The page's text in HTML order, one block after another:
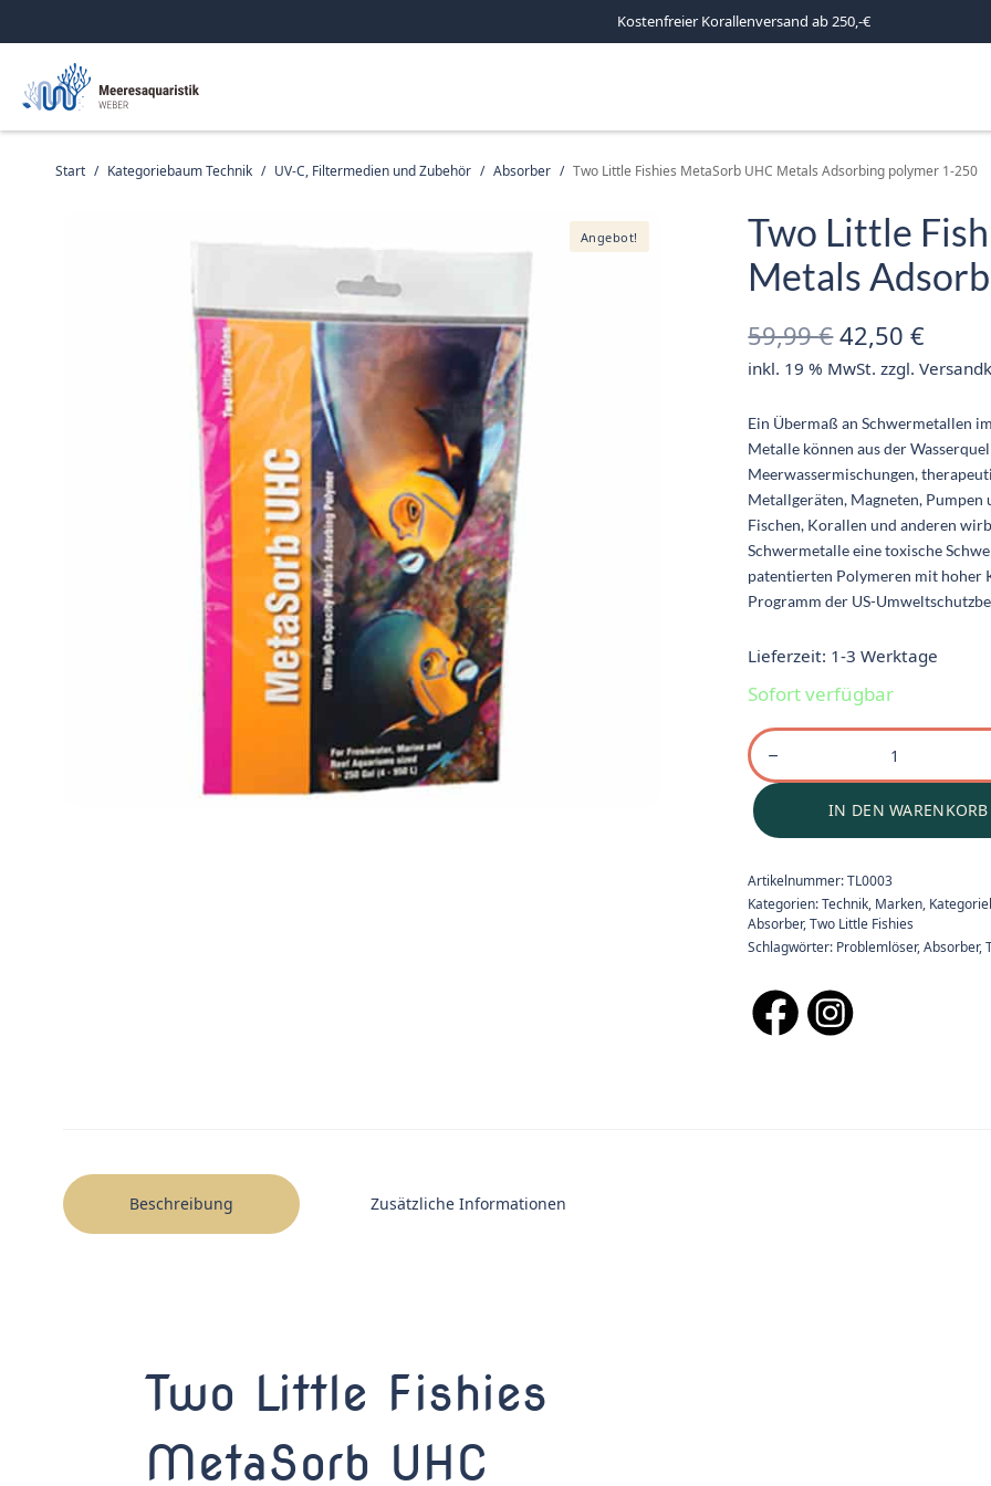
Kostenfreier Korallenversand ab 250,-€
Start / Kategoriebaum Technik / UV-C, Filtermedien und Zubehör / Absorber / Two Little Fishies MetaSorb UHC Metals Adsorbing polymer 1-250
Angebot!
Two Little
Metals
59,99€
Preis war:
59,99 €
42,50€
Preis
inkl. 19 % MwSt. zzgl.
Ein Übermaß an Schwermetallen
Metalle können aus der
Meerwassermischungen,
Metallgeräten, Magneten, Pumpen
Fischen, Korallen und anderen
Schwermetalle eine toxische
patentierten Polymeren mit hoher
Programm der US-
Lieferzeit: 1-3 Werktage
Sofort verfügbar
IN DEN WARENKORB
Artikelnummer:TL0003
Kategorien:Technik, Marken,
Absorber,Two Little Fishies
Schlagwörter: Problemlöser,Absorber,
Beschreibung Zusätzliche Informationen
Two Little Fishies
MetaSorb UHC